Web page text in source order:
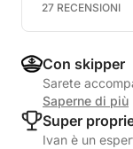
27 RECENSIONI
Con skipper
Sarete
Saperne di più
Super
Ivan è un